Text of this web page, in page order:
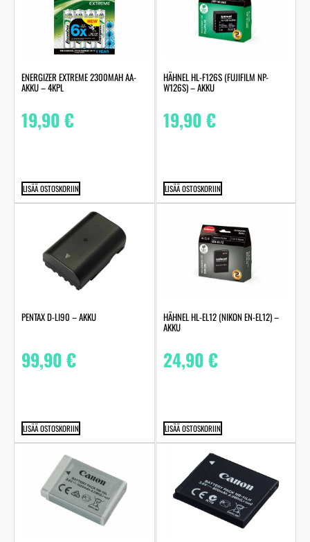
ENERGIZER EXTREME 2300MAH AA-
AKKU – 4KPL
19,90€
LISÄÄ OSTOSKORIIN
HÄHNEL HL-F126S (FUJIFILM NP-
W126S) – AKKU
19,90€
LISÄÄ OSTOSKORIIN
PENTAX D-LI90 – AKKU
99,90€
LISÄÄ OSTOSKORIIN
HÄHNEL HL-EL12 (NIKON EN-EL12) –
AKKU
24,90€
LISÄÄ OSTOSKORIIN